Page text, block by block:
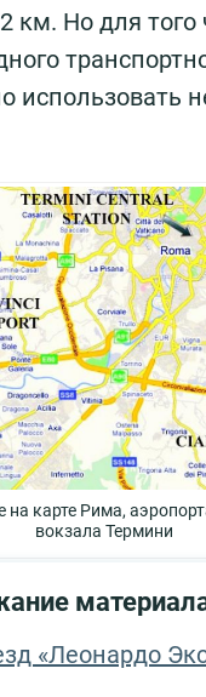
км. Но для того
использовать
на карте Рима,
вокзала Термини
«Леонардо